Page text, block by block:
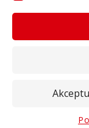
Sabine
Dyrektor